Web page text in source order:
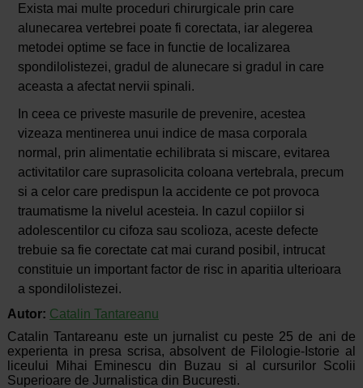
Exista mai multe proceduri chirurgicale prin care
alunecarea vertebrei poate fi corectata, iar alegerea
metodei optime se face in functie de localizarea
spondilolistezei, gradul de alunecare si gradul in care
aceasta a afectat nervii spinali.
In ceea ce priveste masurile de prevenire, acestea
vizeaza mentinerea unui indice de masa corporala
normal, prin alimentatie echilibrata si miscare, evitarea
activitatilor care suprasolicita coloana vertebrala, precum
si a celor care predispun la accidente ce pot provoca
traumatisme la nivelul acesteia. In cazul copiilor si
adolescentilor cu cifoza sau scolioza, aceste defecte
trebuie sa fie corectate cat mai curand posibil, intrucat
constituie un important factor de risc in aparitia ulterioara
a spondilolistezei.
Autor: Catalin Tantareanu
Catalin Tantareanu este un jurnalist cu peste 25 de ani de
experienta in presa scrisa, absolvent de Filologie-Istorie al
liceului Mihai Eminescu din Buzau si al cursurilor Scolii
Superioare de Jurnalistica din Bucuresti.